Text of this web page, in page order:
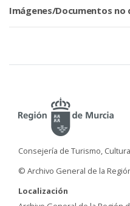
Imágenes/Documentos no
Consejería de Turismo,
© Archivo General de la
Localización